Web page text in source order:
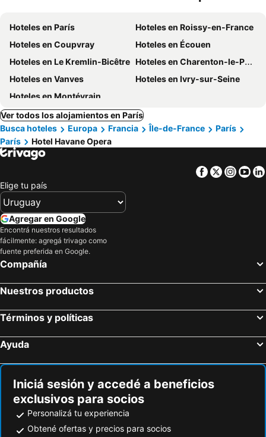
Hoteles en París
Hoteles en Roissy-en-France
Hoteles en Coupvray
Hoteles en Écouen
Hoteles en Le Kremlin-Bicêtre Hoteles en Charenton-le-Pont
Hoteles en Vanves
Hoteles en Ivry-sur-Seine
Hoteles en Montévrain
Ver todos los alojamientos en París
Busca hoteles
Europa Francia Île-de-France
París
París
Hotel Havane Opera
Facebook
Twitter
Elige tu país
Agregar en Google
Encontrá nuestros resultados
fácilmente: agregá trivago como
fuente preferida en Google.
Compañía
Nuestros productos
Términos y políticas
Ayuda
Iniciá sesión y accedé a beneficios
exclusivos para socios
Personalizá tu experiencia
Obtené ofertas y precios para socios